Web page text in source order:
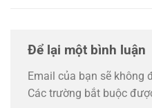
Để lại một bình luận
Email của bạn sẽ không
Các trường bắt buộc